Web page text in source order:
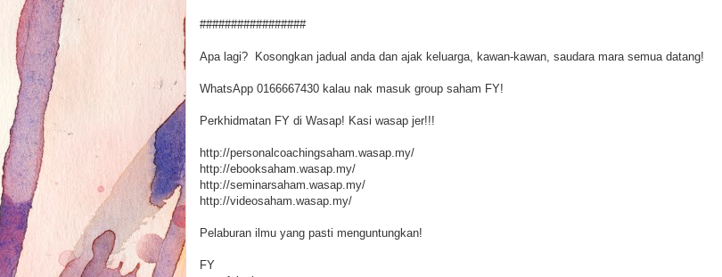
#################
Apa lagi? Kosongkan jadual anda dan ajak keluarga, kawan-kawan, saudara mara semua datang!
WhatsApp 0166667430 kalau nak masuk group saham FY!
Perkhidmatan FY di Wasap! Kasi wasap jer!!!
http://personalcoachingsaham.wasap.my/
http://ebooksaham.wasap.my/
http://seminarsaham.wasap.my/
http://videosaham.wasap.my/
Pelaburan ilmu yang pasti menguntungkan!
FY